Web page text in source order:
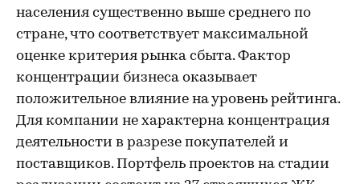
населения существенно выше среднего по
стране, что соответствует максимальной
оценке критерия рынка сбыта. Фактор
концентрации бизнеса оказывает
положительное влияние на уровень рейтинга.
Для компании не характерна концентрация
деятельности в разрезе покупателей и
поставщиков. Портфель проектов на стадии